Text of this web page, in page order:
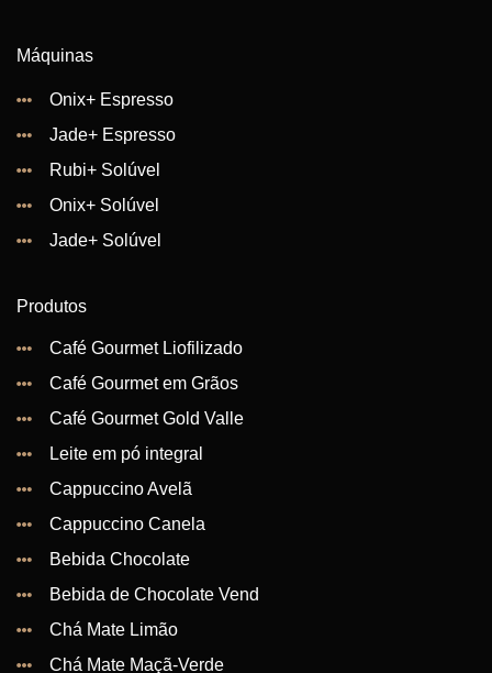
Máquinas
Onix+ Espresso
Jade+ Espresso
Rubi+ Solúvel
Onix+ Solúvel
Jade+ Solúvel
Produtos
Café Gourmet Liofilizado
Café Gourmet em Grãos
Café Gourmet Gold Valle
Leite em pó integral
Cappuccino Avelã
Cappuccino Canela
Bebida Chocolate
Bebida de Chocolate Vend
Chá Mate Limão
Chá Mate Maçã-Verde